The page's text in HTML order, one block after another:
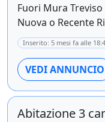
Fuori Mura
Nuova o Recente
Inserito: 5 mesi fa alle
VEDI ANNUNCIO
Abitazione 3